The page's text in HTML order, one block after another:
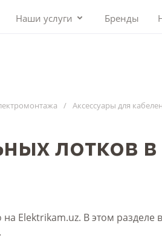
Наши услуги Бренды
/ Аксессуары для
лотков
Elektrikam.uz. В этом